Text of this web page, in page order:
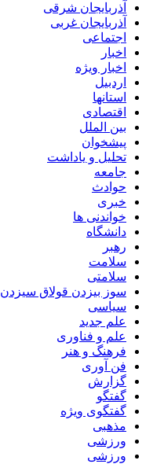
آذربایجان شرقی
آذربایجان غربی
اجتماعی
اخبار
اخبار ویژه
اردبیل
استانها
اقتصادی
بین الملل
پیشخوان
تحلیل و یاداشت
جامعه
حوادث
خبری
خواندنی ها
دانشگاه
رهبر
سلامت
سلامتی
سوز بیزدن قولاق سیزدن
سیاسی
علم جدید
علم و فناوری
فرهنگ و هنر
فن آوری
گزارش
گفتگو
گفتگوی ویژه
مذهبی
ورزشی
ورزشی